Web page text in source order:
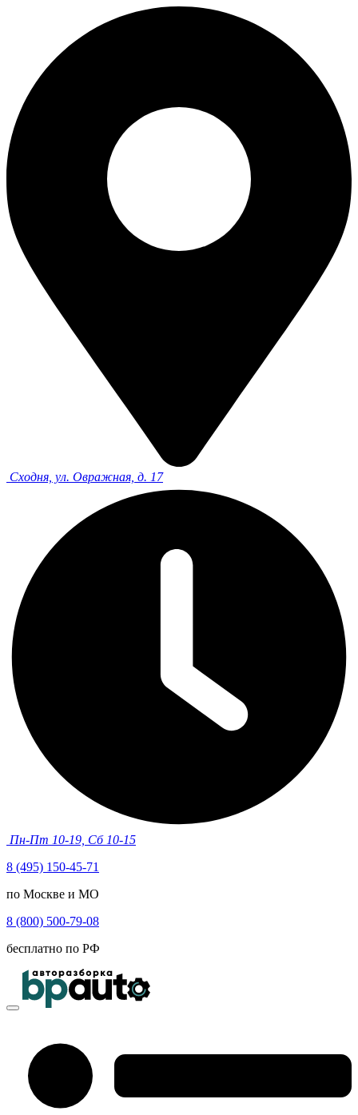
Сходня, ул. Овражная, д. 17
Пн-Пт 10-19, Сб 10-15
8 (495) 150-45-71
по Москве и МО
8 (800) 500-79-08
бесплатно по РФ